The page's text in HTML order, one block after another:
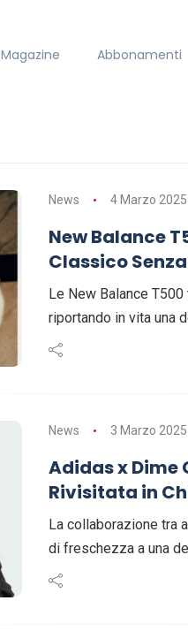
Magazine Abbonamenti
News 4 Marzo 2025
New Balance
Classico
Le New Balance
riportando in vita una
News 3 Marzo 2025
Adidas x Dime
Rivisitata in
La collaborazione tra
di freschezza a una